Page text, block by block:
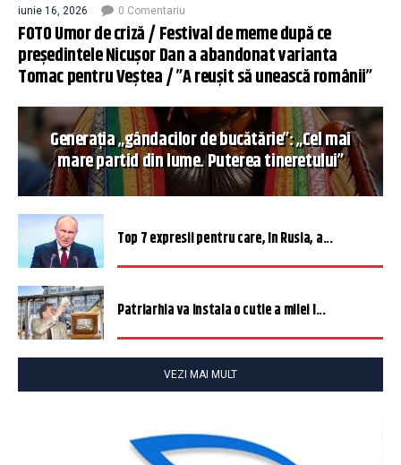
iunie 16, 2026 0 Comentariu
FOTO Umor de criză / Festival de meme după ce
președintele Nicușor Dan a abandonat varianta
Tomac pentru Veștea / ”A reușit să unească românii”
Generația „gândacilor de bucătărie”: „Cel mai
mare partid din lume. Puterea tineretului”
Top 7 expresii pentru care, în Rusia, a...
Patriarhia va instala o cutie a milei î...
VEZI MAI MULT